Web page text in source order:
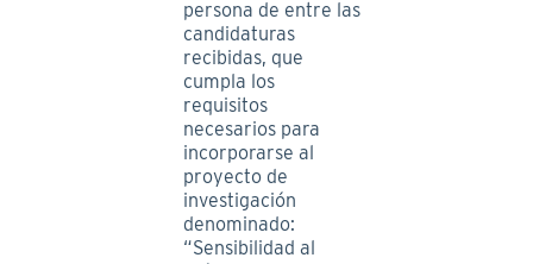
persona de entre las
candidaturas
recibidas, que
cumpla los
requisitos
necesarios para
incorporarse al
proyecto de
investigación
denominado:
“Sensibilidad al